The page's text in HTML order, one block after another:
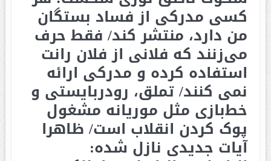
کسی مدرکی از فساد بستگان
من دارد، منتشر کند/ فقط حرف
می‌زنند که فلانی از فلان رانت
استفاده کرده‌ و مدرکی ارائه
نمی کنند/ تملق، رودربایستی و
خط‌بازی مثل موریانه مشغول
پوک کردن انقلاب است/ ظاهرا
آیات جدیدی نازل شده: